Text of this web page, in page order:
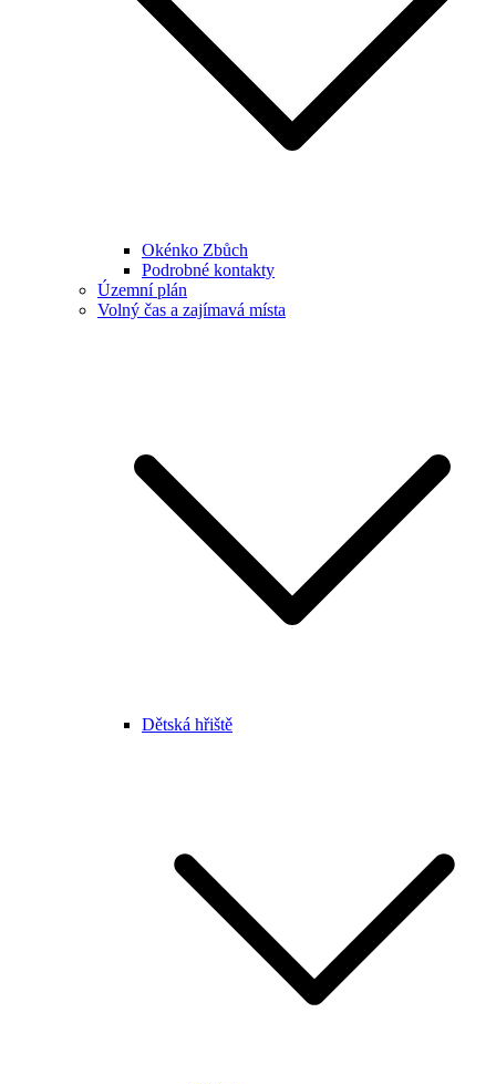
Okénko Zbůch
Podrobné kontakty
Územní plán
Volný čas a zajímavá místa
Dětská hřiště